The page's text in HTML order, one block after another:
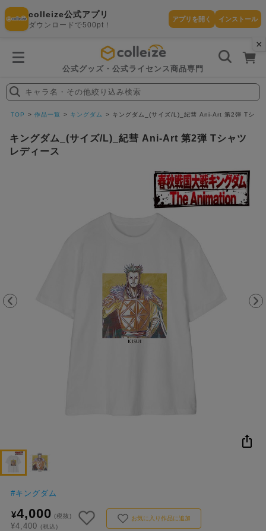
×
colleize公式アプリ
ダウンロードで500pt！
アプリを開く インストール
公式グッズ・公式ライセンス商品専門
探
す
ー
ワ
ド
1位 #ポケットモンスター（ポケモン） #名探偵コナン
キャラ名・その他絞り込み検索
TOP 作品一覧 キングダム キングダム_(サイズ/L)_紀彗 Ani-Art 第2弾 Tシャ
キングダム_(サイズ/L)_紀彗 Ani-Art 第2弾 Tシャツ
レディース
#キングダム
¥4,000 (税抜)
¥4,400 (税込)
お気に入り作品に追加